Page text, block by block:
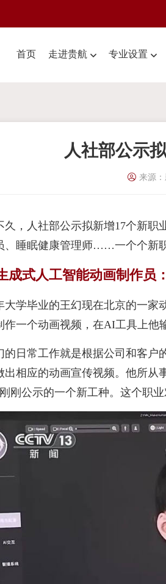
首页 走进贵航 专业设置
人社部公示
来源
久，人社部公示拟新增17个新职
、睡眠健康管理师……一个个新
成式人工智能动画制作员：
大学毕业的王幻现在北京的一家
作一个动画视频，在AI工具上他
的日常工作就是根据公司和客户
出相应的动画宣传视频。他所从
刚公示的一个新工种。这个职